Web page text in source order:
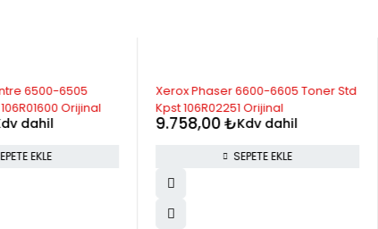
6500-6505
Orijinal
dahil
EKLE
Xerox Phaser 6600-6605 Toner Std
Kpst 106R02251 Orijinal
9.758,00₺Kdv dahil
SEPETE EKLE